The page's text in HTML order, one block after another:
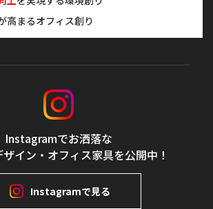
高まるオフィス創り
Instagramでお洒落な
イン・オフィス家具を公開中！
Instagramで見る